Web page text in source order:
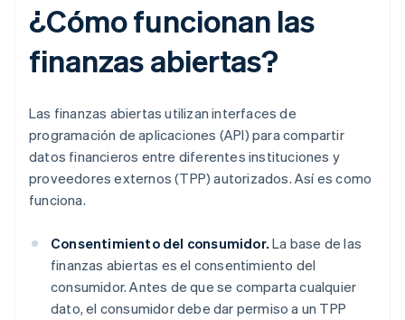
¿Cómo funcionan las
finanzas abiertas?
Las finanzas abiertas utilizan interfaces de
programación de aplicaciones (API) para compartir
datos financieros entre diferentes instituciones y
proveedores externos (TPP) autorizados. Así es como
funciona.
Consentimiento del consumidor. La base de las
finanzas abiertas es el consentimiento del
consumidor. Antes de que se comparta cualquier
dato, el consumidor debe dar permiso a un TPP